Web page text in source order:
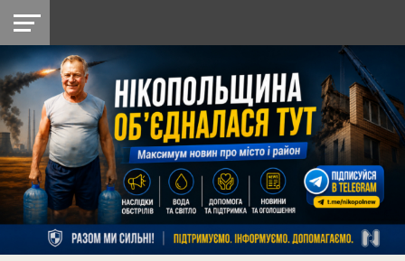
НІКОПОЛЬ
РАЙОН
СІЧЕСЛАВСЬКА
УКРАЇНА
РЕТРО
НІКОПОЛЬ
ЛАЙТ
УКРАЇНА
ДОПОМОГА
РАДІО